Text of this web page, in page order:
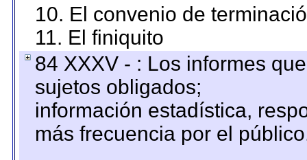
10. El convenio de
11. El finiquito
84 XXXV - : Los informes
sujetos obligados;
información estadística,
más frecuencia por el